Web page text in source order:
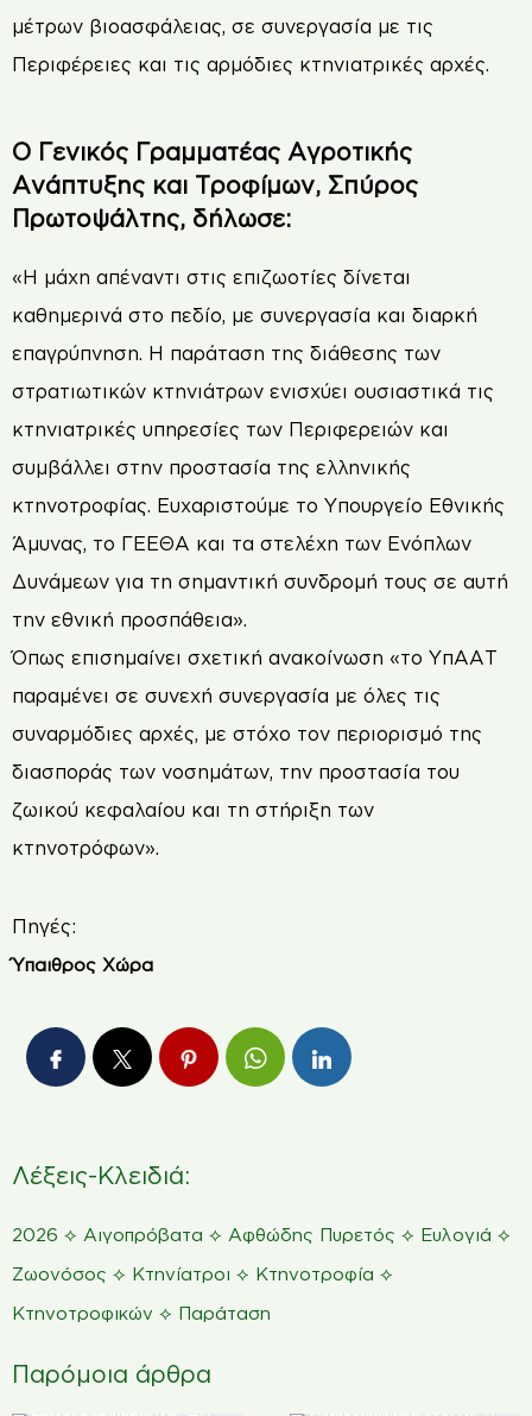
μέτρων βιοασφάλειας, σε συνεργασία με τις
Περιφέρειες και τις αρμόδιες κτηνιατρικές αρχές.
Ο Γενικός Γραμματέας Αγροτικής
Ανάπτυξης και Τροφίμων, Σπύρος
Πρωτοψάλτης, δήλωσε:
«Η μάχη απέναντι στις επιζωοτίες δίνεται
καθημερινά στο πεδίο, με συνεργασία και διαρκή
επαγρύπνηση. Η παράταση της διάθεσης των
στρατιωτικών κτηνιάτρων ενισχύει ουσιαστικά τις
κτηνιατρικές υπηρεσίες των Περιφερειών και
συμβάλλει στην προστασία της ελληνικής
κτηνοτροφίας. Ευχαριστούμε το Υπουργείο Εθνικής
Άμυνας, το ΓΕΕΘΑ και τα στελέχη των Ενόπλων
Δυνάμεων για τη σημαντική συνδρομή τους σε αυτή
την εθνική προσπάθεια».
Όπως επισημαίνει σχετική ανακοίνωση «το ΥπΑΑΤ
παραμένει σε συνεχή συνεργασία με όλες τις
συναρμόδιες αρχές, με στόχο τον περιορισμό της
διασποράς των νοσημάτων, την προστασία του
ζωικού κεφαλαίου και τη στήριξη των
κτηνοτρόφων».
Πηγές:
Ύπαιθρος Χώρα
Λέξεις-Κλειδιά:
2026 ⟡ Αιγοπρόβατα ⟡ Αφθώδης Πυρετός ⟡ Ευλογιά ⟡
Ζωονόσος ⟡ Κτηνίατροι ⟡ Κτηνοτροφία ⟡
Κτηνοτροφικών ⟡ Παράταση
Παρόμοια άρθρα